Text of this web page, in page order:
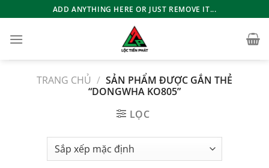
qua
nội
ADD ANYTHING HERE OR JUST REMOVE IT...
TRANG CHỦ / SẢN PHẨM ĐƯỢC GẮN THẺ
“DONGWHA KO805”
LỌC